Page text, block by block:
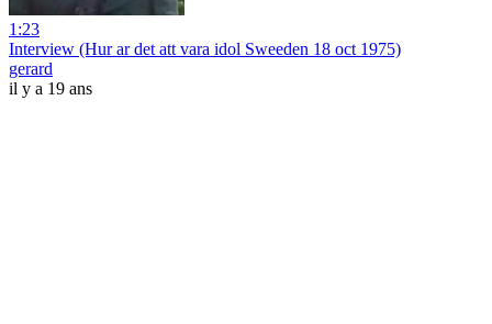
1:23
Interview (Hur ar det att vara idol Sweeden 18 oct 1975)
gerard
il y a 19 ans